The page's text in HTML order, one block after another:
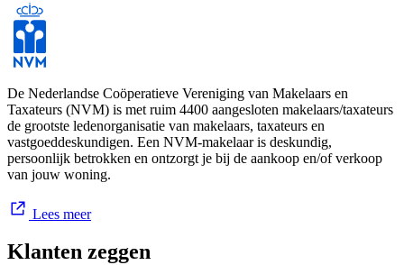
De Nederlandse Coöperatieve Vereniging van Makelaars en
Taxateurs (NVM) is met ruim 4400 aangesloten makelaars/taxateurs
de grootste ledenorganisatie van makelaars, taxateurs en
vastgoeddeskundigen. Een NVM-makelaar is deskundig,
persoonlijk betrokken en ontzorgt je bij de aankoop en/of verkoop
van jouw woning.
Lees meer
Klanten zeggen